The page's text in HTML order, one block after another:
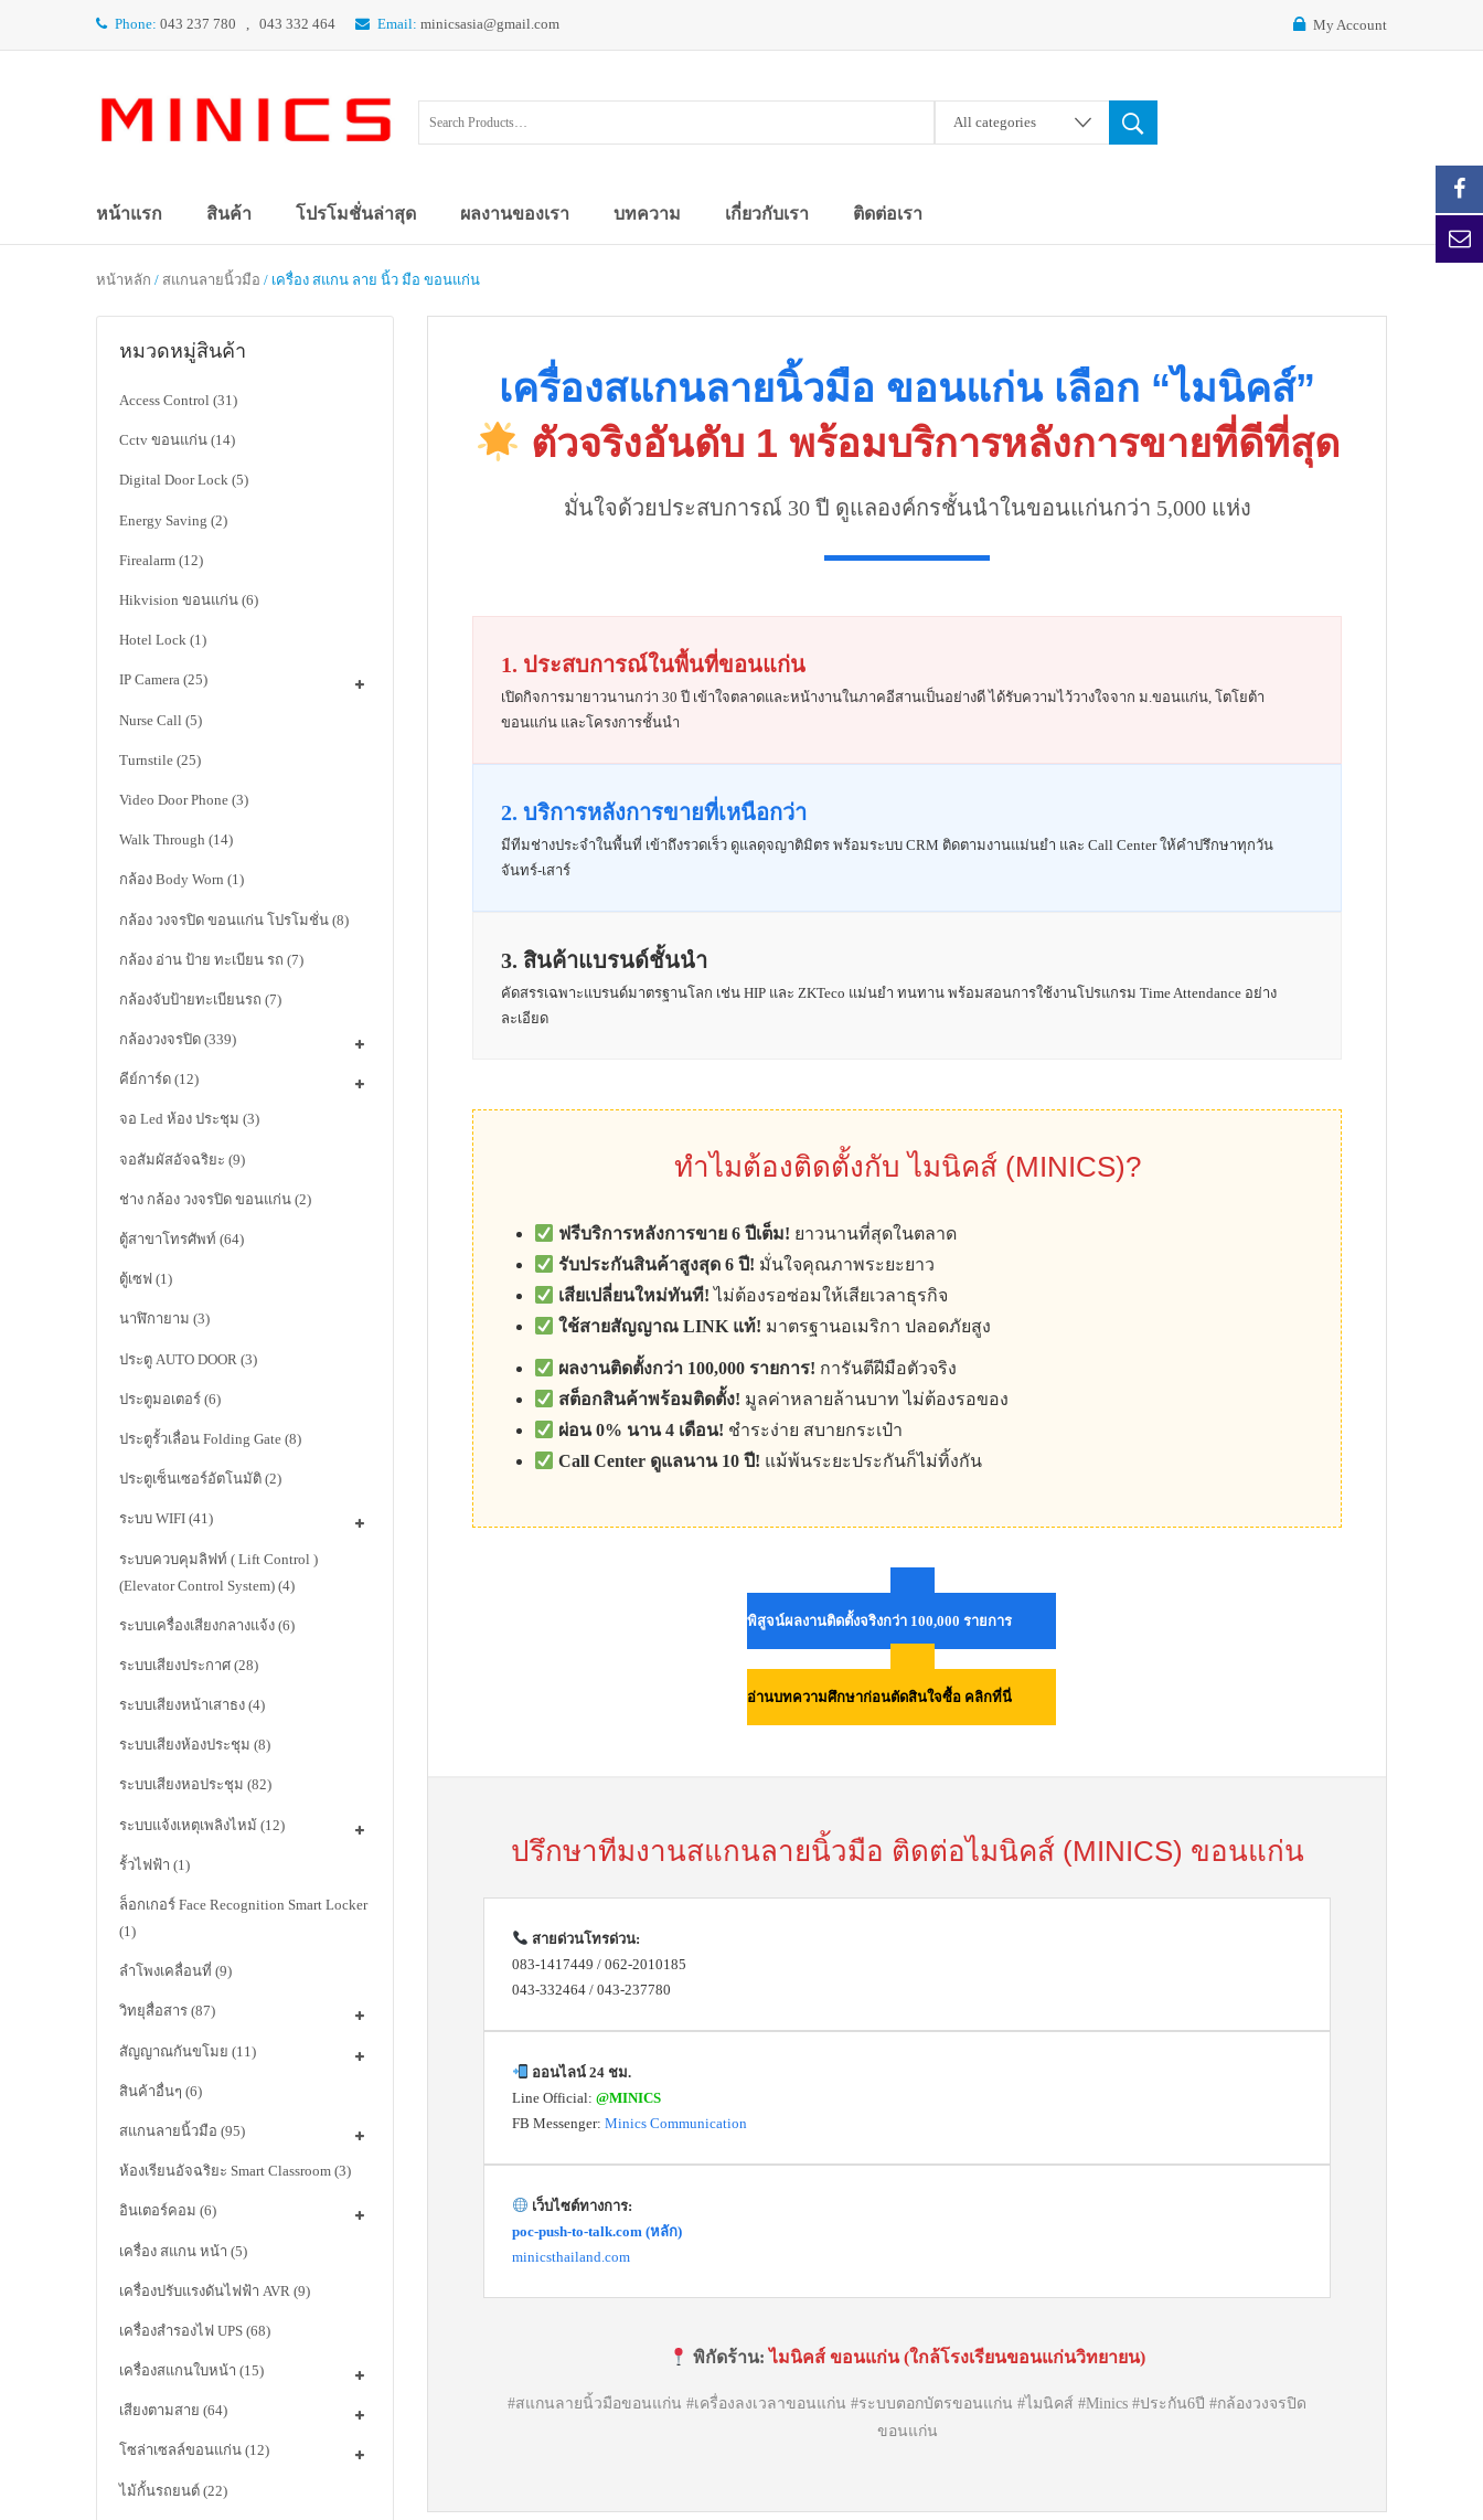
Phone: 043 237 780 , 043 332 464 Email: minicsasia@gmail.com My Account
All categories
หน้าแรก สินค้า โปรโมชั่นล่าสุด ผลงานของเรา บทความ เกี่ยวกับเรา ติดต่อเรา
หน้าหลัก / สแกนลายนิ้วมือ / เครื่อง สแกน ลาย นิ้ว มือ ขอนแก่น
หมวดหมู่สินค้า
Access Control (31)
Cctv ขอนแก่น (14)
Digital Door Lock (5)
Energy Saving (2)
Firealarm (12)
Hikvision ขอนแก่น (6)
Hotel Lock (1)
IP Camera (25)
Nurse Call (5)
Turnstile (25)
Video Door Phone (3)
Walk Through (14)
กล้อง Body Worn (1)
กล้อง วงจรปิด ขอนแก่น โปรโมชั่น (8)
กล้อง อ่าน ป้าย ทะเบียน รถ (7)
กล้องจับป้ายทะเบียนรถ (7)
กล้องวงจรปิด (339)
คีย์การ์ด (12)
จอ Led ห้อง ประชุม (3)
จอสัมผัสอัจฉริยะ (9)
ช่าง กล้อง วงจรปิด ขอนแก่น (2)
ตู้สาขาโทรศัพท์ (64)
ตู้เซฟ (1)
นาฬิกายาม (3)
ประตู AUTO DOOR (3)
ประตูมอเตอร์ (6)
ประตูรั้วเลื่อน Folding Gate (8)
ประตูเซ็นเซอร์อัตโนมัติ (2)
ระบบ WIFI (41)
ระบบควบคุมลิฟท์ ( Lift Control )
(Elevator Control System) (4)
ระบบเครื่องเสียงกลางแจ้ง (6)
ระบบเสียงประกาศ (28)
ระบบเสียงหน้าเสาธง (4)
ระบบเสียงห้องประชุม (8)
ระบบเสียงหอประชุม (82)
ระบบแจ้งเหตุเพลิงไหม้ (12)
รั้วไฟฟ้า (1)
ล็อกเกอร์ Face Recognition Smart Locker
(1)
ลำโพงเคลื่อนที่ (9)
วิทยุสื่อสาร (87)
สัญญาณกันขโมย (11)
สินค้าอื่นๆ (6)
สแกนลายนิ้วมือ (95)
ห้องเรียนอัจฉริยะ Smart Classroom (3)
อินเตอร์คอม (6)
เครื่อง สแกน หน้า (5)
เครื่องปรับแรงดันไฟฟ้า AVR (9)
เครื่องสำรองไฟ UPS (68)
เครื่องสแกนใบหน้า (15)
เสียงตามสาย (64)
โซล่าเซลล์ขอนแก่น (12)
ไม้กั้นรถยนต์ (22)
เครื่องสแกนลายนิ้วมือ ขอนแก่น เลือก “ไมนิคส์”
ตัวจริงอันดับ 1 พร้อมบริการหลังการขายที่ดีที่สุด
มั่นใจด้วยประสบการณ์ 30 ปี ดูแลองค์กรชั้นนำในขอนแก่นกว่า 5,000 แห่ง
1. ประสบการณ์ในพื้นที่ขอนแก่น
เปิดกิจการมายาวนานกว่า 30 ปี เข้าใจตลาดและหน้างานในภาคอีสานเป็นอย่างดี ได้รับความไว้วางใจจาก ม.ขอนแก่น, โตโยต้า
ขอนแก่น และโครงการชั้นนำ
2. บริการหลังการขายที่เหนือกว่า
มีทีมช่างประจำในพื้นที่ เข้าถึงรวดเร็ว ดูแลดุจญาติมิตร พร้อมระบบ CRM ติดตามงานแม่นยำ และ Call Center ให้คำปรึกษาทุกวัน
จันทร์-เสาร์
3. สินค้าแบรนด์ชั้นนำ
คัดสรรเฉพาะแบรนด์มาตรฐานโลก เช่น HIP และ ZKTeco แม่นยำ ทนทาน พร้อมสอนการใช้งานโปรแกรม Time Attendance อย่าง
ละเอียด
ทำไมต้องติดตั้งกับ ไมนิคส์ (MINICS)?
ฟรีบริการหลังการขาย 6 ปีเต็ม! ยาวนานที่สุดในตลาด
รับประกันสินค้าสูงสุด 6 ปี! มั่นใจคุณภาพระยะยาว
เสียเปลี่ยนใหม่ทันที! ไม่ต้องรอซ่อมให้เสียเวลาธุรกิจ
ใช้สายสัญญาณ LINK แท้! มาตรฐานอเมริกา ปลอดภัยสูง
ผลงานติดตั้งกว่า 100,000 รายการ! การันตีฝีมือตัวจริง
สต็อกสินค้าพร้อมติดตั้ง! มูลค่าหลายล้านบาท ไม่ต้องรอของ
ผ่อน 0% นาน 4 เดือน! ชำระง่าย สบายกระเป๋า
Call Center ดูแลนาน 10 ปี! แม้พ้นระยะประกันก็ไม่ทิ้งกัน
พิสูจน์ผลงานติดตั้งจริงกว่า 100,000 รายการ
อ่านบทความศึกษาก่อนตัดสินใจซื้อ คลิกที่นี่
ปรึกษาทีมงานสแกนลายนิ้วมือ ติดต่อไมนิคส์ (MINICS) ขอนแก่น
สายด่วนโทรด่วน:
083-1417449 / 062-2010185
043-332464 / 043-237780
ออนไลน์ 24 ชม.
Line Official: @MINICS
FB Messenger: Minics Communication
เว็บไซต์ทางการ:
poc-push-to-talk.com (หลัก)
minicsthailand.com
พิกัดร้าน:ไมนิคส์ ขอนแก่น (ใกล้โรงเรียนขอนแก่นวิทยายน)
#สแกนลายนิ้วมือขอนแก่น #เครื่องลงเวลาขอนแก่น #ระบบตอกบัตรขอนแก่น #ไมนิคส์ #Minics #ประกัน6ปี #กล้องวงจรปิด
ขอนแก่น